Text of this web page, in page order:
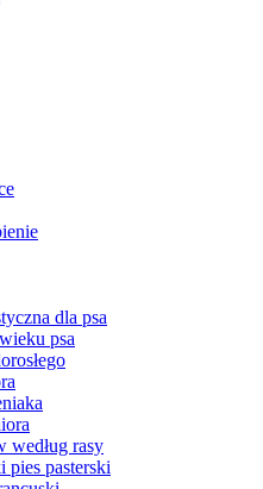
dla psa
psa
według rasy
pies pasterski